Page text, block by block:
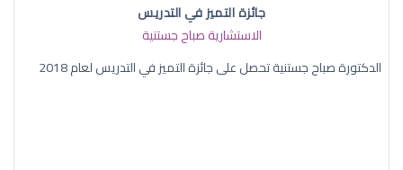
جائزة التميز في التدريس
الاستشارية صباح جستنية
الدكتورة صباح جستنية تحصل على جائزة التميز في التدريس لعام 2018